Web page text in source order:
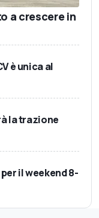
a crescere in
è unica al
la trazione
il weekend 8-